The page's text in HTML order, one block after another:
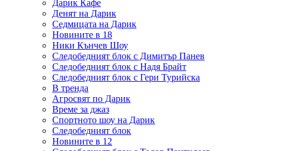
Дарик Кафе
Денят на Дарик
Седмицата на Дарик
Новините в 18
Ники Кънчев Шоу
Следобедният блок с Димитър Панев
Следобедният блок с Надя Брайт
Следобедният блок с Гери Турийска
В тренда
Агросвят по Дарик
Време за джаз
Спортното шоу на Дарик
Следобедният блок
Новините в 12